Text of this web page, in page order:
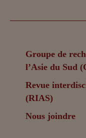
Groupe de
l’Asie du Sud
Revue
(RIAS)
Nous joindre